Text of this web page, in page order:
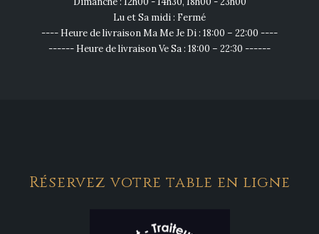
Lu et Sa midi : Fermé
---- Heure de livraison Ma Me Je Di : 18:00 – 22:00 ----
------ Heure de livraison Ve Sa : 18:00 – 22:30 ------
Réservez votre table en ligne